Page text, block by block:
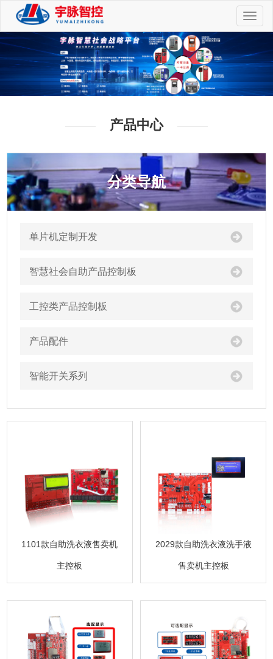
切
换
航
产品中心
分类导航
单片机定制开发
智慧社会自助产品控制板
工控类产品控制板
产品配件
智能开关系列
1101款自助洗衣液售卖机
主控板
2029款自助洗衣液洗手液
售卖机主控板